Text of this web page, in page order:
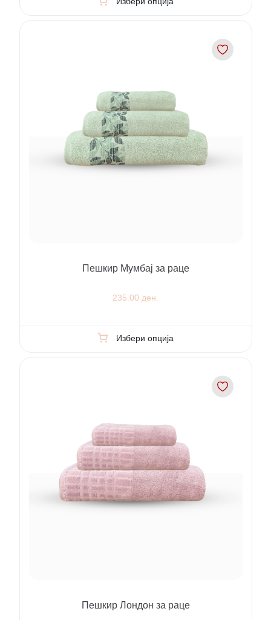
Пешкир Мумбај за раце
235.00 ден.
Избери опција
Пешкир Лондон за раце